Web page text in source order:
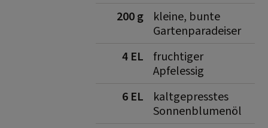
200 g
kleine, bunte
Gartenparadeiser
4 EL
fruchtiger
Apfelessig
6 EL
kaltgepresstes
Sonnenblumenöl